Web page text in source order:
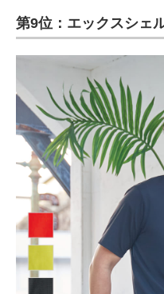
第9位：エックスシェ